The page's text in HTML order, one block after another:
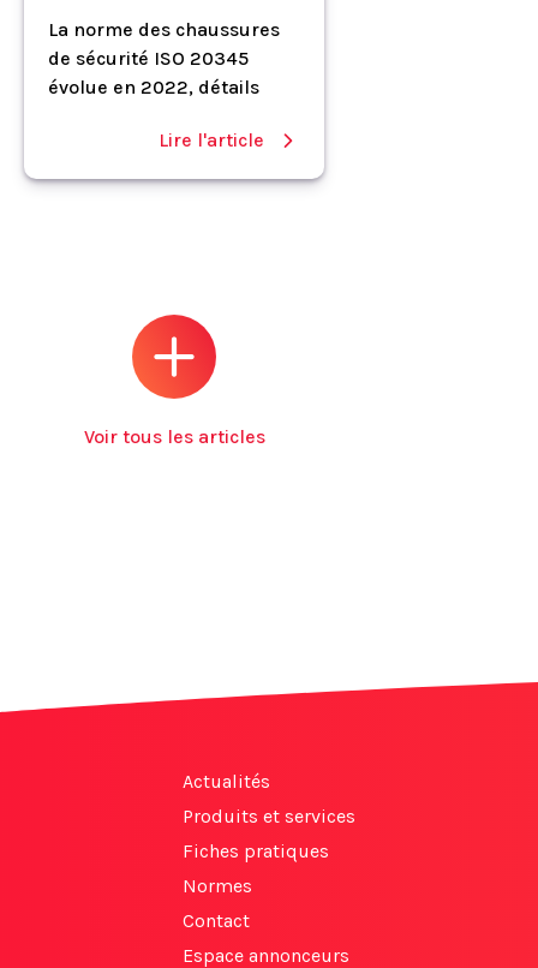
La norme des chaussures
de sécurité ISO 20345
évolue en 2022, détails
Lire l'article
Voir tous les articles
Actualités
Produits et services
Fiches pratiques
Normes
Contact
Espace annonceurs